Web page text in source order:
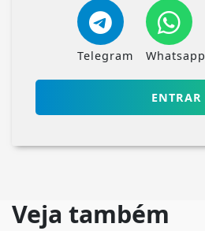
Telegram Whatsapp
ENTRAR
Veja também